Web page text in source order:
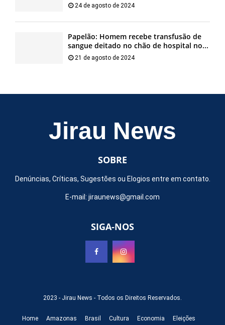
24 de agosto de 2024
Papelão: Homem recebe transfusão de
sangue deitado no chão de hospital no...
21 de agosto de 2024
Jirau News
SOBRE
Denúncias, Críticas, Sugestões ou Elogios entre em contato.
E-mail: jiraunews@gmail.com
SIGA-NOS
2023 - Jirau News - Todos os Direitos Reservados.
Home Amazonas Brasil Cultura Economia Eleições